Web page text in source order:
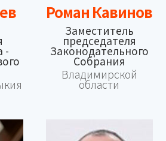
-
Роман Кавинов
Заместитель
председателя
Законодательного
Собрания
Владимирской
области